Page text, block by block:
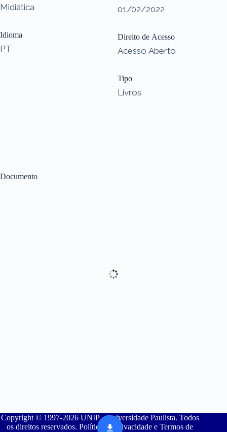
Documento
Midiática
Idioma
PT
01/02/2022
Direito de Acesso
Acesso Aberto
Tipo
Livros
Copyright © 1997-2026 UNIP - Universidade Paulista. Todos
os direitos reservados. Política de Privacidade e Termos de